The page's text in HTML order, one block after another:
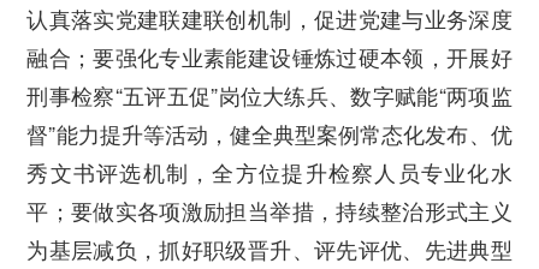
认真落实党建联建联创机制，促进党建与业务深度
融合；要强化专业素能建设锤炼过硬本领，开展好
刑事检察“五评五促”岗位大练兵、数字赋能“两项监
督”能力提升等活动，健全典型案例常态化发布、优
秀文书评选机制，全方位提升检察人员专业化水
平；要做实各项激励担当举措，持续整治形式主义
为基层减负，抓好职级晋升、评先评优、先进典型